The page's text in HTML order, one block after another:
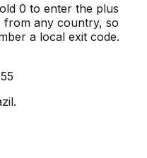
0 to enter the plus
from any country, so
a local exit code.